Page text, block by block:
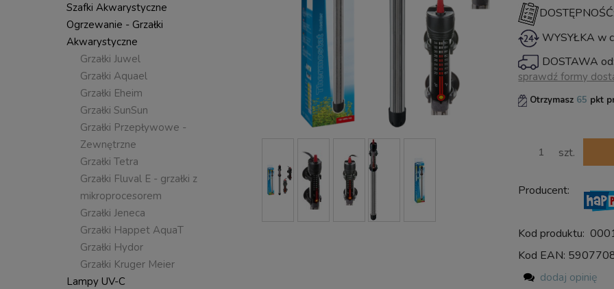
Szafki Akwarystyczne
Ogrzewanie - Grzałki
Akwarystyczne
Grzałki Juwel
Grzałki Aquael
Grzałki Eheim
Grzałki SunSun
Grzałki Przepływowe -
Zewnętrzne
Grzałki Tetra
Grzałki Fluval E - grzałki z
mikroprocesorem
Grzałki Jeneca
Grzałki Happet AquaT
Grzałki Hydor
Grzałki Kruger Meier
Lampy UV-C
WYSYŁKA w
DOSTAWA od:
sprawdź formy
Otrzymasz 65 pkt
szt.
Producent:
Kod produktu:
Kod EAN:
dodaj opinię